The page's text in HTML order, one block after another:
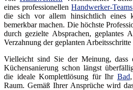
eines professionellenHandwerker-Teams
die sich vor allem hinsichtlich eines
bemerkbar machen. Die höchste
durch gezielte Absprachen, geplantes
Verzahnung der geplanten
Vielleicht sind Sie der Meinung,
Küchensanierung schon längst
die ideale Komplettlösung für Ihr Bad
Raum. Gemäß Ihrer Ansprüche wird